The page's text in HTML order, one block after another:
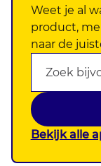
Weet je al
product,
naar de
Bekijk alle